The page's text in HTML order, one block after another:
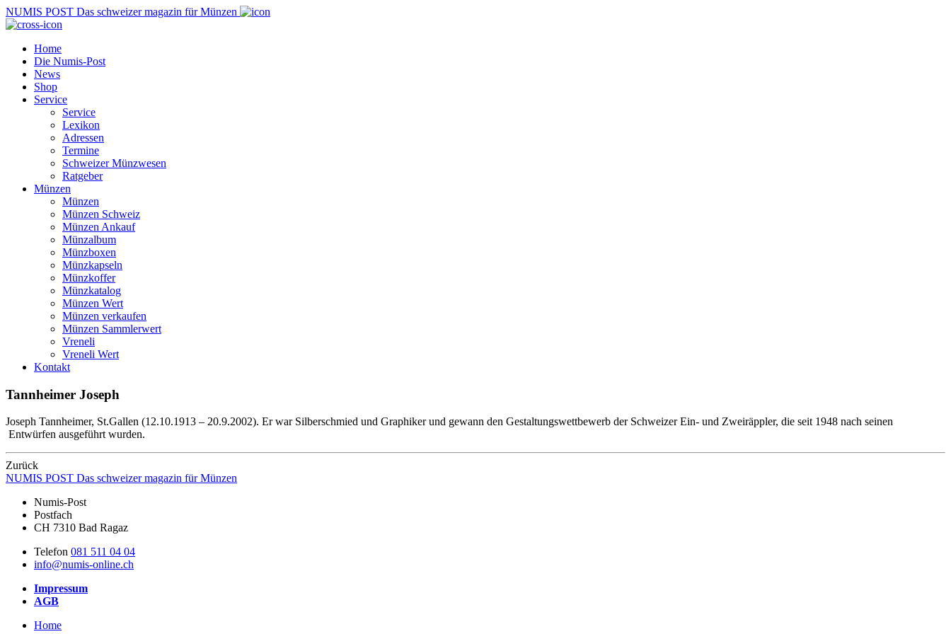
NUMIS POST Das schweizer magazin für Münzen
Home
Die Numis-Post
News
Shop
Service
Service
Lexikon
Adressen
Termine
Schweizer Münzwesen
Ratgeber
Münzen
Münzen
Münzen Schweiz
Münzen Ankauf
Münzalbum
Münzboxen
Münzkapseln
Münzkoffer
Münzkatalog
Münzen Wert
Münzen verkaufen
Münzen Sammlerwert
Vreneli
Vreneli Wert
Kontakt
Tannheimer Joseph
Joseph Tannheimer, St.Gallen (12.10.1913 – 20.9.2002). Er war Silberschmied und Graphiker und gewann den Gestaltungswettbewerb der Schweizer Ein- und Zweiräppler, die seit 1948 nach seinen
Entwürfen ausgeführt wurden.
Zurück
NUMIS POST Das schweizer magazin für Münzen
Numis-Post
Postfach
CH 7310 Bad Ragaz
Telefon 081 511 04 04
info@numis-online.ch
Impressum
AGB
Home